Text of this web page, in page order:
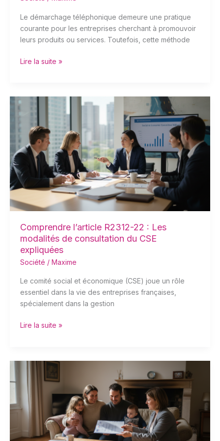
Le démarchage téléphonique demeure une pratique
courante pour les entreprises cherchant à promouvoir
leurs produits ou services. Toutefois, cette méthode
Lire la suite »
Comprendre l’article R2312-22 : Les
modalités de consultation du CSE
expliquées
Société / Maxime
Le comité social et économique (CSE) joue un rôle
essentiel dans la vie des entreprises françaises,
spécialement dans la gestion
Comprendre
l’article
R2312-
:
modalités
de
consultation
du
expliquées
Lire la suite »
Découvrez
qui
peut
bénéficier
des
€